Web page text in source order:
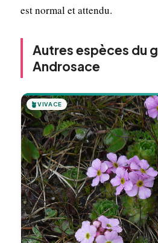
est normal et attendu.
Autres espèces du
Androsace
🪴VIVACE